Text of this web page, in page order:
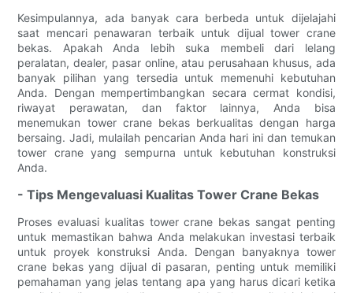
Kesimpulannya, ada banyak cara berbeda untuk dijelajahi
saat mencari penawaran terbaik untuk dijual tower crane
bekas. Apakah Anda lebih suka membeli dari lelang
peralatan, dealer, pasar online, atau perusahaan khusus, ada
banyak pilihan yang tersedia untuk memenuhi kebutuhan
Anda. Dengan mempertimbangkan secara cermat kondisi,
riwayat perawatan, dan faktor lainnya, Anda bisa
menemukan tower crane bekas berkualitas dengan harga
bersaing. Jadi, mulailah pencarian Anda hari ini dan temukan
tower crane yang sempurna untuk kebutuhan konstruksi
Anda.
- Tips Mengevaluasi Kualitas Tower Crane Bekas
Proses evaluasi kualitas tower crane bekas sangat penting
untuk memastikan bahwa Anda melakukan investasi terbaik
untuk proyek konstruksi Anda. Dengan banyaknya tower
crane bekas yang dijual di pasaran, penting untuk memiliki
pemahaman yang jelas tentang apa yang harus dicari ketika